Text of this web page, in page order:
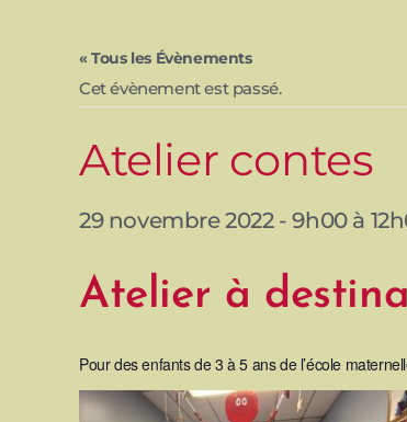
« Tous les Évènements
Cet évènement est passé.
Atelier contes
29 novembre 2022 - 9h00à
Atelier à
Pour des enfants de 3 à 5 ans de l’école